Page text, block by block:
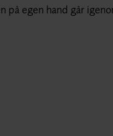
på egen hand går